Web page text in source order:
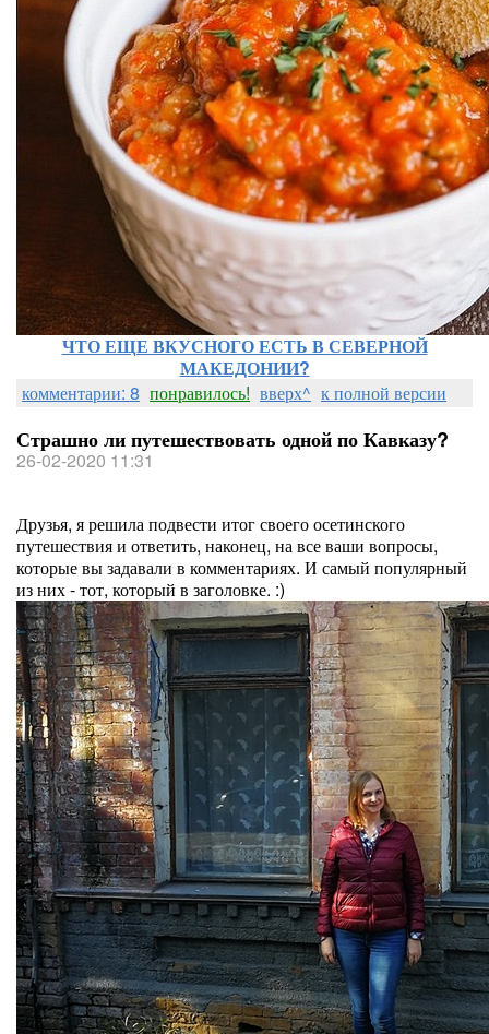
ЧТО ЕЩЕ ВКУСНОГО ЕСТЬ В СЕВЕРНОЙ
МАКЕДОНИИ?
комментарии: 8 понравилось! вверх^ к полной версии
Страшно ли путешествовать одной по Кавказу?
26-02-2020 11:31
Друзья, я решила подвести итог своего осетинского
путешествия и ответить, наконец, на все ваши вопросы,
которые вы задавали в комментариях. И самый популярный
из них - тот, который в заголовке. :)